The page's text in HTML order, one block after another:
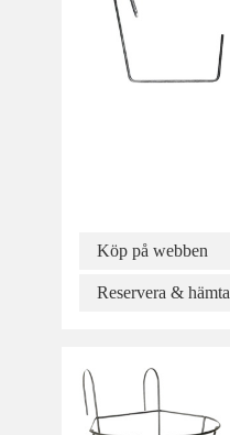
Köp på webben
Reservera & hämta